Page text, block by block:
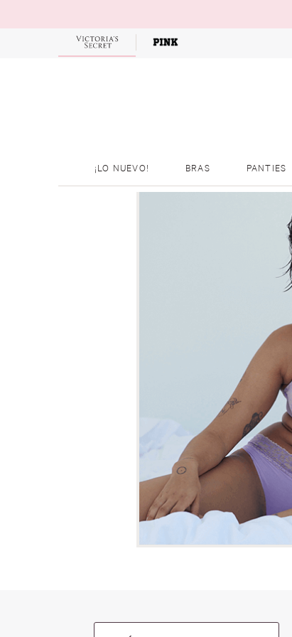
¡LO NUEVO! BRAS PANTIES